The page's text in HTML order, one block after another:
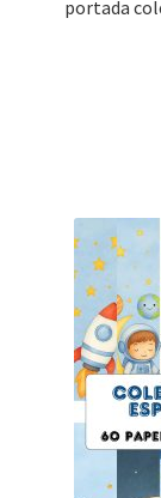
portada